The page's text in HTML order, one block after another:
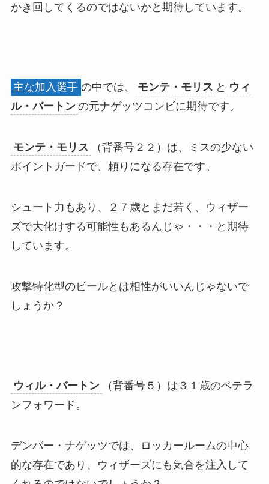
かき回してくるのではないかと期待しています。
主な加入選手 の中では、 モンテ・モリス と ウィ
ル・バートン の元ナゲッツコンビに期待です。
モンテ・モリス
（背番号２２）は、ミスの少ない
ポイントガードで、頼りになる存在です。
シュート力もあり、２７歳とまだ若く、ウィザー
ズで大化けする可能性もあるんじゃ・・・と期待
しています。
攻撃特化型のビールとは相性がいいんじゃないで
しょうか？
ウィル・バートン
（背番号５）は３１歳のベテラ
ンフォワード。
デンバー・ナゲッツでは、ロッカールームの中心
的な存在であり、ウィザーズにも気合を注入して